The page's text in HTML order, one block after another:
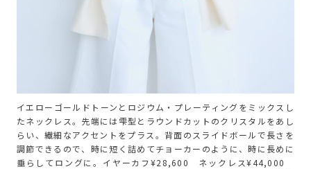
イエローゴールドトーンとロジウム・プレーティングをミックスし
たネックレス。先端には雫型とラウンドカットのクリスタルをあし
らい、繊細なアクセントをプラス。背面のスライドボールで長さを
調節できるので、時に短く詰めてチョーカーのように、時に長めに
垂らしてロングに。イヤーカフ¥28,600 ネックレス¥44,000